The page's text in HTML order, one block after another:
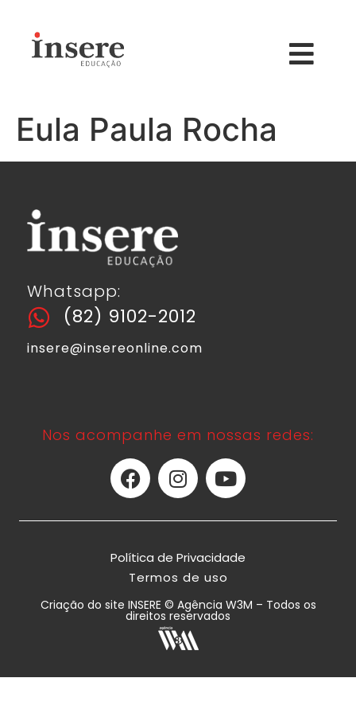
Eula Paula Rocha
Whatsapp:
(82) 9102-2012
insere@insereonline.com
Nos acompanhe em nossas redes:
Política de Privacidade
Termos de uso
Criação do site INSERE © Agência W3M – Todos os
direitos reservados